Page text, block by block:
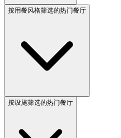
按用餐风格筛选的热门餐厅
按设施筛选的热门餐厅